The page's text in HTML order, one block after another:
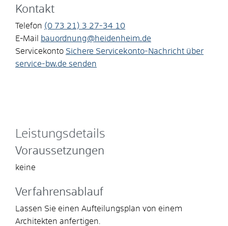
Kontakt
Telefon (0 73 21) 3 27-34 10
E-Mail
bauordnung@heidenheim.de
Servicekonto Sichere Servicekonto-Nachricht über
service-bw.de senden
Leistungsdetails
Voraussetzungen
keine
Verfahrensablauf
Lassen Sie einen Aufteilungsplan von einem
Architekten anfertigen.